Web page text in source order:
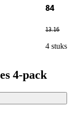
84
13.16
4 stuks
4-pack